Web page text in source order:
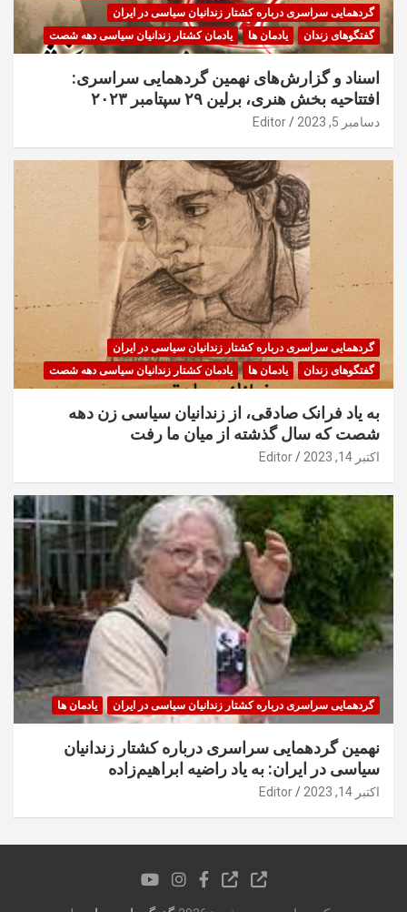
گردهمایی سراسری درباره کشتار زندانیان سیاسی در ایران
گفتگوهای زندان
یادمان ها یادمان کشتار زندانیان سیاسی دهه شصت
اسناد و گزارش‌های نهمین گردهمایی سراسری:
افتتاحیه بخش هنری، برلین ۲۹ سپتامبر ۲۰۲۳
دسامبر 5, 2023 Editor
گردهمایی سراسری درباره کشتار زندانیان سیاسی در ایران
گفتگوهای زندان
یادمان ها یادمان کشتار زندانیان سیاسی دهه شصت
به یاد فرانک صادقی، از زندانیان سیاسی زن دهه
شصت که سال گذشته از میان ما رفت
اکتبر 14, 2023 Editor
گردهمایی سراسری درباره کشتار زندانیان سیاسی در ایران یادمان ها
نهمین گردهمایی سراسری درباره کشتار زندانیان
سیاسی در ایران: به یاد راضیه ابراهیم‌زاده
اکتبر 14, 2023 Editor